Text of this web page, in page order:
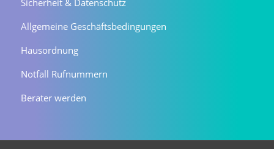
Sicherheit & Datenschutz
Allgemeine Geschäftsbedingungen
Hausordnung
Notfall Rufnummern
Berater werden